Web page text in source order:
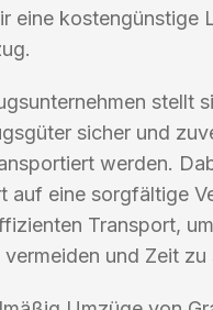
eine kostengünstige
stellt
sicher und
werden.
auf eine sorgfältige
Transport,
und Zeit zu